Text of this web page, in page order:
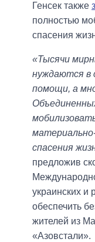
Генсек также
полностью
спасения
«Тысячи
нуждаются в
помощи, а
спасения
предложив
украинских и
обеспечить
жителей из
«Азовстали».